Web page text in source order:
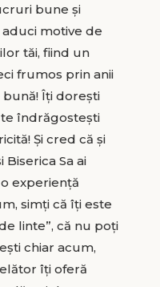
bune și
motive de
tăi, fiind un
frumos prin anii
bună! Îți dorești
te îndrăgostești
Și cred că și
Sa ai
experiență
simți că îți este
linte”, că nu poți
chiar acum,
îți oferă